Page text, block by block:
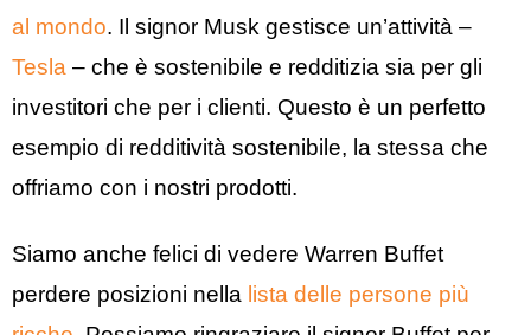
al mondo. Il signor Musk gestisce un’attività –
Tesla – che è sostenibile e redditizia sia per gli
investitori che per i clienti. Questo è un perfetto
esempio di redditività sostenibile, la stessa che
offriamo con i nostri prodotti.
Siamo anche felici di vedere Warren Buffet
perdere posizioni nella lista delle persone più